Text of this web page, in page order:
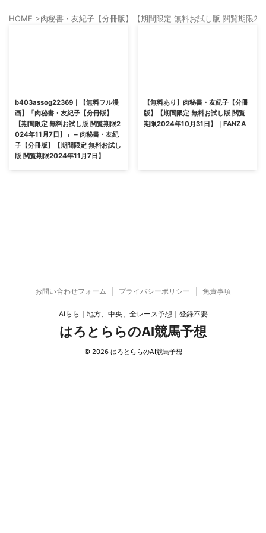
HOME >肉秘書・友紀子【分冊版】【期間限定 無料お試し版 閲覧期限
b403assog22369｜【無料フル漫
画】「肉秘書・友紀子【分冊版】
【期間限定 無料お試し版 閲覧期限2
024年11月7日】」 – 肉秘書・友紀
子【分冊版】【期間限定 無料お試し
版 閲覧期限2024年11月7日】
【無料あり】肉秘書・友紀子【分冊
版】【期間限定 無料お試し版 閲覧
期限2024年10月31日】｜FANZA
お問い合わせフォーム プライバシーポリシー 免責事項
AIらら｜地方、中央、全レース予想｜登録不要
はろとららのAI競馬予想
© 2026 はろとららのAI競馬予想